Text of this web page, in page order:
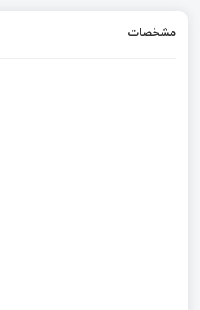
مشخصات